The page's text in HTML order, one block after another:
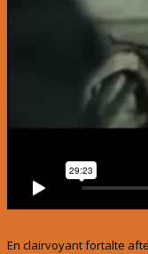
En clairvoyant fortalte